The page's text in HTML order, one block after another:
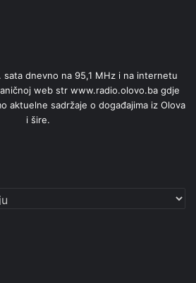
sata dnevno na 95,1 MHz i na internetu
web str www.radio.olovo.ba gdje
aktuelne sadržaje o događajima iz Olova
i šire.